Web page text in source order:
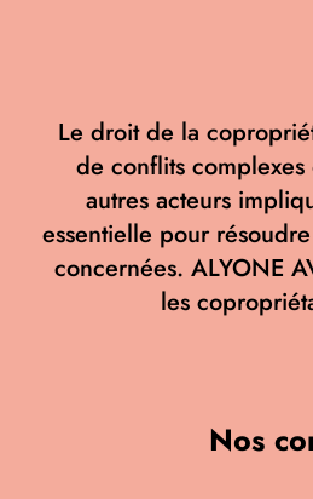
Le droit de la
de conflits
autres acteurs
essentielle pour
concernées. ALYONE
les
Nos